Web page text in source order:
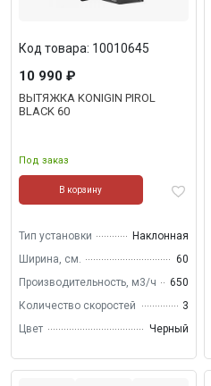
ВЫТЯЖКА KONIGIN PIROL
BLACK 60
Под заказ
Код товара: 10010645
10 990 ₽
В корзину
Тип установки
Наклонная
Ширина, см.
60
Производительность, м3/ч
650
Количество скоростей
3
Цвет
Черный